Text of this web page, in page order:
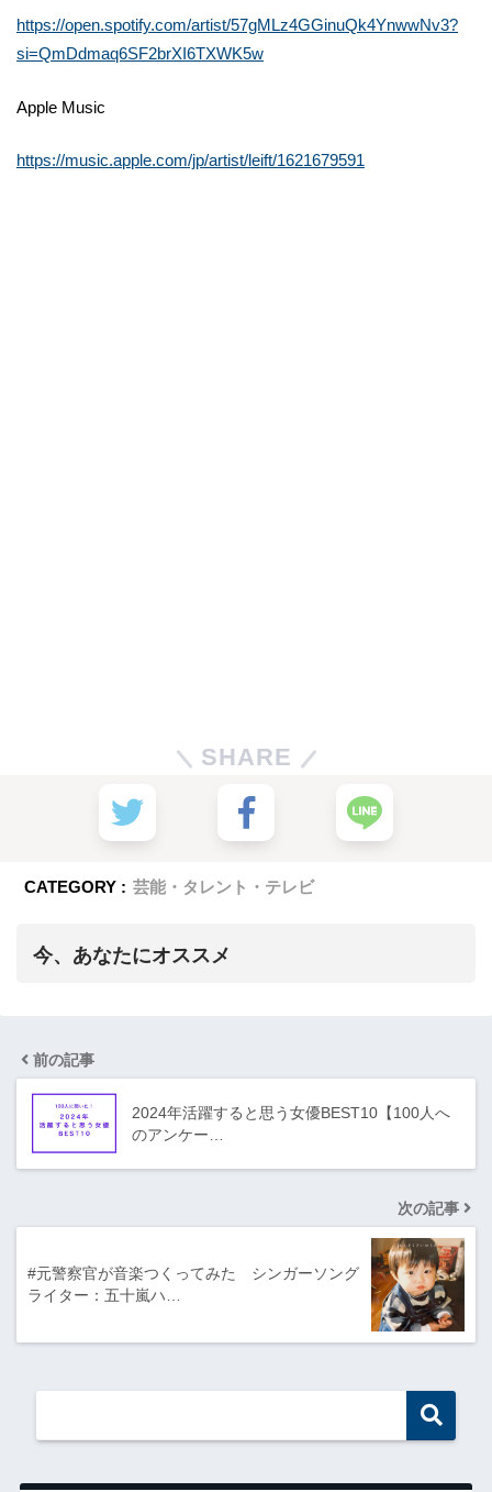
https://open.spotify.com/artist/57gMLz4GGinuQk4YnwwNv3?
si=QmDdmaq6SF2brXI6TXWK5w
Apple Music
https://music.apple.com/jp/artist/leift/1621679591
SHARE
CATEGORY : 芸能・タレント・テレビ
今、あなたにオススメ
前の記事
2024年活躍すると思う女優BEST10【100人へ
のアンケー…
次の記事
#元警察官が音楽つくってみた シンガーソング
ライター：五十嵐ハ…